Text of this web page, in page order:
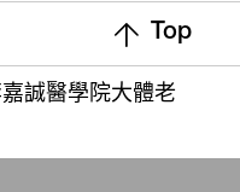
Top
誠醫學院大體老